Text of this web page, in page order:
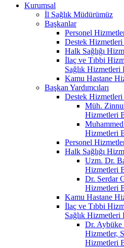
Kurumsal
İl Sağlık Müdürümüz
Başkanlar
Personel
Destek Hizmetleri
Halk Sağlığı
İlaç ve Tıbbi
Sağlık Hizmetleri
Kamu Hastane
Başkan Yardımcıları
Destek Hizmetleri
Müh.
Hizmetleri
Hizmetleri
Personel
Halk Sağlığı
Uzm. Dr.
Hizmetleri
Dr. Serdar
Hizmetleri
Kamu Hastane
İlaç ve Tıbbi
Sağlık Hizmetleri
Dr. Aybüke
Hizmetler,
Hizmetleri